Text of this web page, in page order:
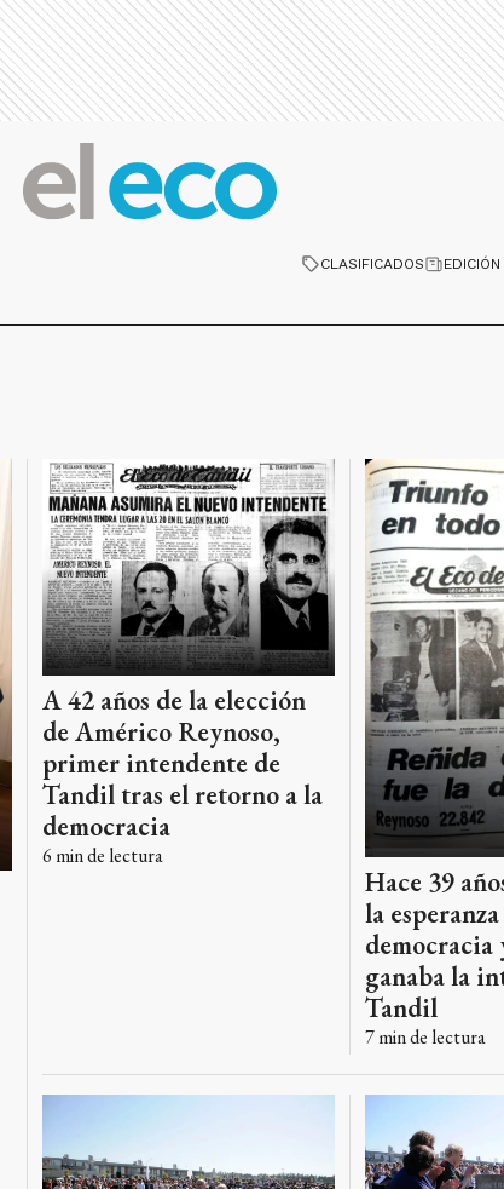
CLASIFICADOS
A 42 años de la elección
de Américo Reynoso,
primer intendente de
Tandil tras el retorno a la
democracia
6 min de lectura
Hace 39
la
democracia
ganaba la
Tandil
7min de lectura